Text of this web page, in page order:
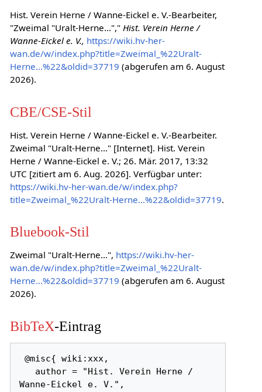
Hist. Verein Herne / Wanne-Eickel e. V.-Bearbeiter,
"Zweimal "Uralt-Herne..."," Hist. Verein Herne /
Wanne-Eickel e. V., https://wiki.hv-her-
wan.de/w/index.php?title=Zweimal_%22Uralt-
Herne...%22&oldid=37719 (abgerufen am 6. August
2026).
CBE/CSE-Stil
Hist. Verein Herne / Wanne-Eickel e. V.-Bearbeiter.
Zweimal "Uralt-Herne..." [Internet]. Hist. Verein
Herne / Wanne-Eickel e. V.; 26. Mär. 2017, 13:32
UTC [zitiert am 6. Aug. 2026]. Verfügbar unter:
https://wiki.hv-her-wan.de/w/index.php?
title=Zweimal_%22Uralt-Herne...%22&oldid=37719.
Bluebook-Stil
Zweimal "Uralt-Herne...", https://wiki.hv-her-
wan.de/w/index.php?title=Zweimal_%22Uralt-
Herne...%22&oldid=37719 (abgerufen am 6. August
2026).
BibTeX-Eintrag
@misc{ wiki:xxx,
Wanne-Eickel e. V.",